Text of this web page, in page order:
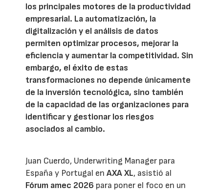
los principales motores de la productividad
empresarial. La automatización, la
digitalización y el análisis de datos
permiten optimizar procesos, mejorar la
eficiencia y aumentar la competitividad. Sin
embargo, el éxito de estas
transformaciones no depende únicamente
de la inversión tecnológica, sino también
de la capacidad de las organizaciones para
identificar y gestionar los riesgos
asociados al cambio.
Juan Cuerdo, Underwriting Manager para
España y Portugal enAXA XL, asistió al
Fórum amec 2026 para poner el foco en un